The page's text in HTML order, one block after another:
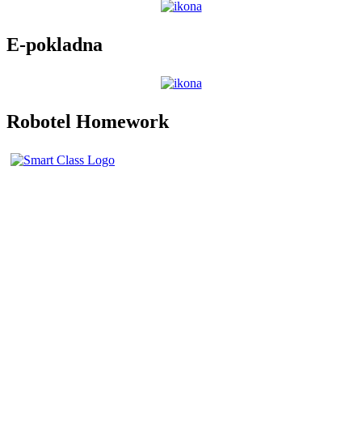
E-pokladna
Robotel Homework